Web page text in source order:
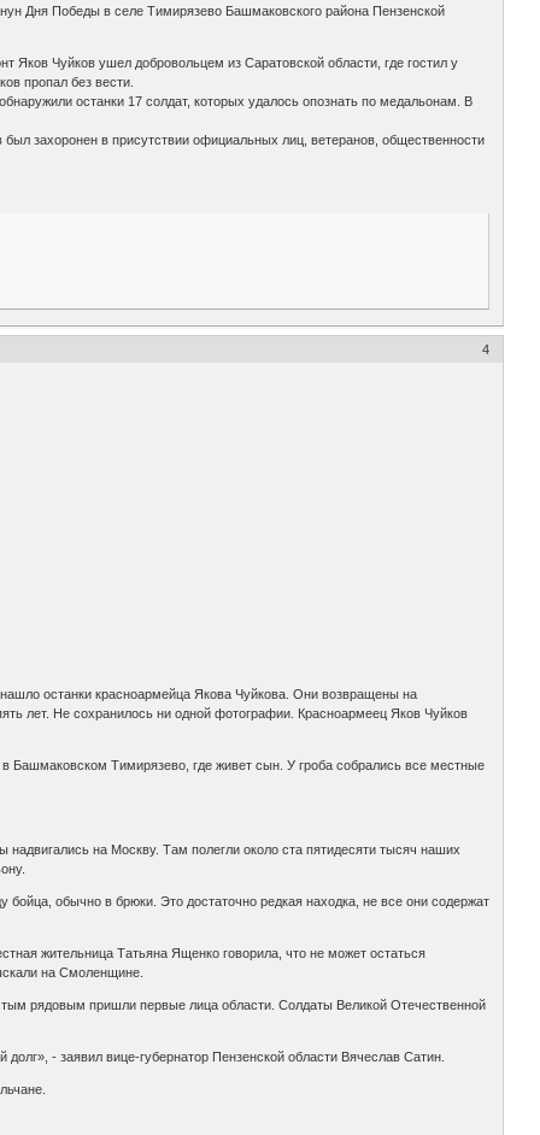
Дня Победы в селе Тимирязево Башмаковского района Пензенской
Яков Чуйков ушел добровольцем из Саратовской области, где гостил у
пропал без вести.
останки 17 солдат, которых удалось опознать по медальонам. В
захоронен в присутствии официальных лиц, ветеранов, общественности
4
останки красноармейца Якова Чуйкова. Они возвращены на
лет. Не сохранилось ни одной фотографии. Красноармеец Яков Чуйков
Башмаковском Тимирязево, где живет сын. У гроба собрались все местные
на Москву. Там полегли около ста пятидесяти тысяч наших
обычно в брюки. Это достаточно редкая находка, не все они содержат
жительница Татьяна Ященко говорила, что не может остаться
на Смоленщине.
рядовым пришли первые лица области. Солдаты Великой Отечественной
- заявил вице-губернатор Пензенской области Вячеслав Сатин.